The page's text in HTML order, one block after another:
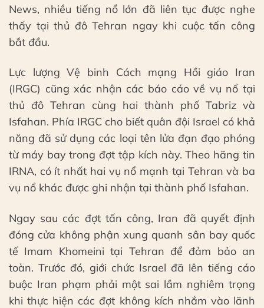
News, nhiều tiếng nổ lớn đã liên tục được nghe
thấy tại thủ đô Tehran ngay khi cuộc tấn công
bắt đầu.
Lực lượng Vệ binh Cách mạng Hồi giáo Iran
(IRGC) cũng xác nhận các báo cáo về vụ nổ tại
thủ đô Tehran cùng hai thành phố Tabriz và
Isfahan. Phía IRGC cho biết quân đội Israel có khả
năng đã sử dụng các loại tên lửa đạn đạo phóng
từ máy bay trong đợt tập kích này. Theo hãng tin
IRNA, có ít nhất hai vụ nổ mạnh tại Tehran và ba
vụ nổ khác được ghi nhận tại thành phố Isfahan.
Ngay sau các đợt tấn công, Iran đã quyết định
đóng cửa không phận xung quanh sân bay quốc
tế Imam Khomeini tại Tehran để đảm bảo an
toàn. Trước đó, giới chức Israel đã lên tiếng cáo
buộc Iran phạm phải một sai lầm nghiêm trọng
khi thực hiện các đợt không kích nhắm vào lãnh